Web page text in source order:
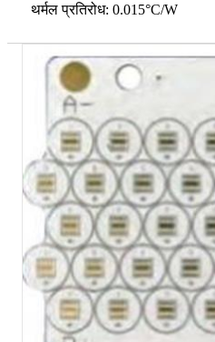
थर्मल प्रतिरोध: 0.015°C/W